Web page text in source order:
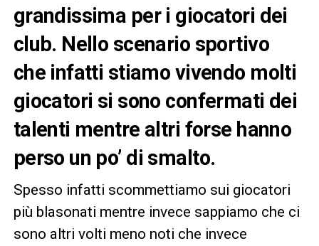
grandissima per i giocatori dei
club. Nello scenario sportivo
che infatti stiamo vivendo molti
giocatori si sono confermati dei
talenti mentre altri forse hanno
perso un po’ di smalto.
Spesso infatti scommettiamo sui giocatori
più blasonati mentre invece sappiamo che ci
sono altri volti meno noti che invece